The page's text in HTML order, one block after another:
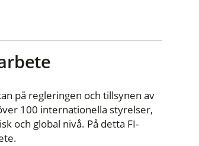
på regleringen och tillsynen av
100 internationella styrelser,
och global nivå. På detta FI-